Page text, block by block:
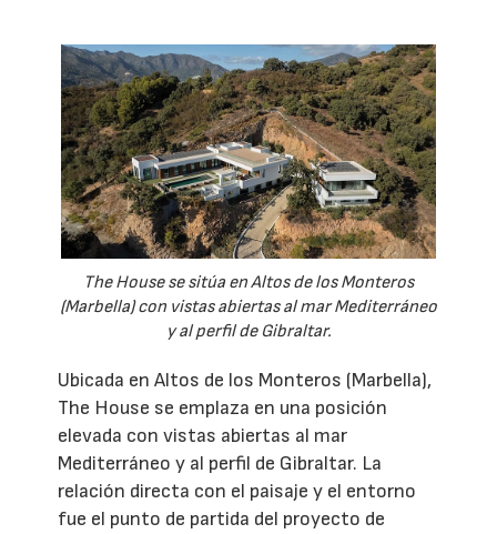
The House se sitúa en Altos de los Monteros
(Marbella) con vistas abiertas al mar Mediterráneo
y al perfil de Gibraltar.
Ubicada en Altos de los Monteros (Marbella),
The House se emplaza en una posición
elevada con vistas abiertas al mar
Mediterráneo y al perfil de Gibraltar. La
relación directa con el paisaje y el entorno
fue el punto de partida del proyecto de